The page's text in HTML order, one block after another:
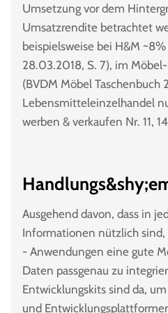
Umsetzung vor dem
Umsatzrendite betrachtet
beispielsweise bei H&M
28.03.2018, S. 7), im
(BVDM Möbel Taschenbuch
Lebensmitteleinzelhandel
werben & verkaufen Nr. 11,
Ausgehend davon, dass in
Informationen nützlich
- Anwendungen eine gute
Daten passgenau zu
Entwicklungskits sind da,
und